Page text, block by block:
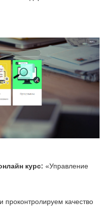
курс: «Управление
качество